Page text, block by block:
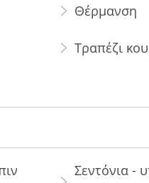
Θέρμανση
Τραπέζι
Σεντόνια -